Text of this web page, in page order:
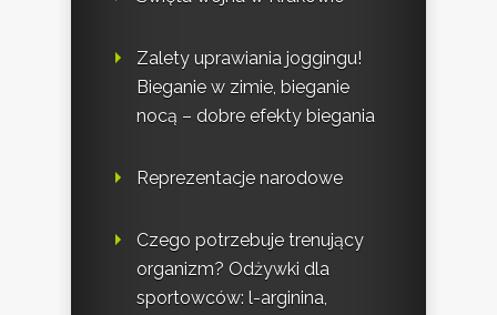
Zalety uprawiania joggingu!
Bieganie w zimie, bieganie
nocą – dobre efekty biegania
Reprezentacje narodowe
Czego potrzebuje trenujący
organizm? Odżywki dla
sportowców: l-arginina,